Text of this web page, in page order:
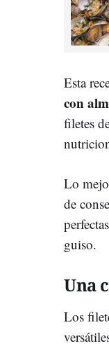
Esta
con
filetes
Lo
de
guiso.
Una
Los